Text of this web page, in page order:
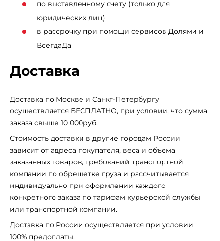
по выставленному счету (только для
юридических лиц)
в рассрочку при помощи сервисов Долями и
ВсегдаДа
Доставка
Доставка по Москве и Санкт-Петербургу
осуществляется БЕСПЛАТНО, при условии, что сумма
заказа свыше 10 000руб.
Стоимость доставки в другие городам России
зависит от адреса покупателя, веса и объема
заказанных товаров, требований транспортной
компании по обрешетке груза и рассчитывается
индивидуально при оформлении каждого
конкретного заказа по тарифам курьерской службы
или транспортной компании.
Доставка по России осуществляется при условии
100% предоплаты.